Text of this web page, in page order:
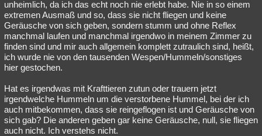
unheimlich, da ich das echt noch nie erlebt habe. Nie in so einem
extremen Ausmaß und so, dass sie nicht fliegen und keine
Geräusche von sich geben, sondern stumm und ohne Reflex
manchmal laufen und manchmal irgendwo in meinem Zimmer zu
finden sind und mir auch allgemein komplett zutraulich sind, heißt,
ich wurde nie von den tausenden Wespen/Hummeln/sonstiges
hier gestochen.
Hat es irgendwas mit Krafttieren zutun oder trauern jetzt
irgendwelche Hummeln um die verstorbene Hummel, bei der ich
auch mitbekommen, dass sie reingeflogen ist und Geräusche von
sich gab? Die anderen geben gar keine Geräusche, null, sie fliegen
auch nicht. Ich verstehs nicht.